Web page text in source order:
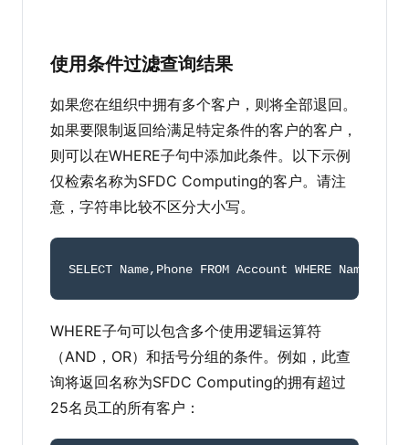
使用条件过滤查询结果
如果您在组织中拥有多个客户，则将全部退回。
如果要限制返回给满足特定条件的客户的客户，
则可以在WHERE子句中添加此条件。以下示例
仅检索名称为SFDC Computing的客户。请注
意，字符串比较不区分大小写。
SELECT Name, Phone FROM Account WHERE Name
WHERE子句可以包含多个使用逻辑运算符
（AND，OR）和括号分组的条件。例如，此查
询将返回名称为SFDC Computing的拥有超过
25名员工的所有客户：